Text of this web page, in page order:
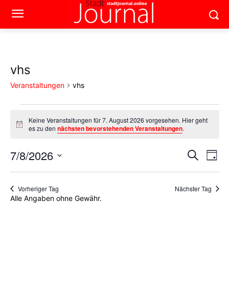
vhs
Veranstaltungen vhs
Veranstaltungen
für
7.
August
2026
Hinweis
Keine Veranstaltungen für 7. August 2026 vorgesehen. Hier geht
es zu den nächsten bevorstehenden Veranstaltungen.
Suche
und
SucheTag
7/8/2026
Vorheriger Tag
Nächster Tag
Alle Angaben ohne Gewähr.